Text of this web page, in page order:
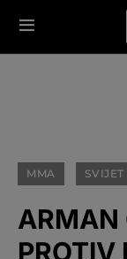
MMA SVIJET
ARMAN